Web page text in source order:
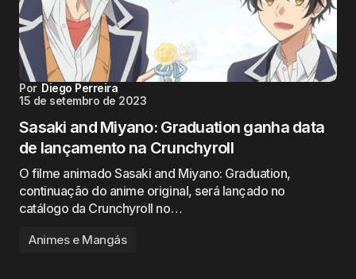
Por Diego Perreira
15 de setembro de 2023
Sasaki and Miyano: Graduation ganha data
de lançamento na Crunchyroll
O filme animado Sasaki and Miyano: Graduation,
continuação do anime original, será lançado no
catálogo da Crunchyroll no…
Animes e Mangás